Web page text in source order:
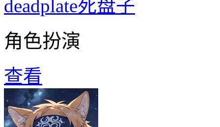
deadplate死盘子
角色扮演
查看